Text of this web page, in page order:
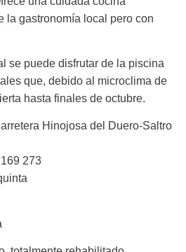
la gastronomía local pero con
se puede disfrutar de la piscina
que, debido al microclima de
hasta finales de octubre.
Hinojosa del Duero-Saltro
273